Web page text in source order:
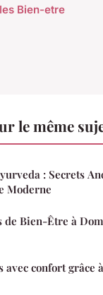
Bien-etre
le même
: Secrets
Moderne
de Bien-Être à
avec confort grâce